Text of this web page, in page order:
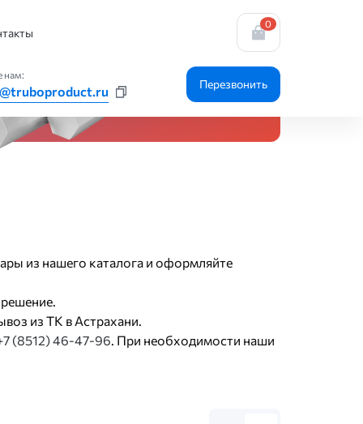
0
нам:
Перезвонить
из нашего каталога и оформляйте
из ТК в Астрахани.
(8512) 46-47-96. При необходимости наши